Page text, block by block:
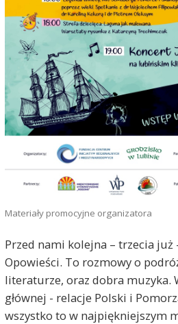
Materiały promocyjne organizatora
Przed nami kolejna – trzecia już
Opowieści. To rozmowy o
literaturze, oraz dobra muzyka.
głównej - relacje Polski i
wszystko to w najpiękniejszym